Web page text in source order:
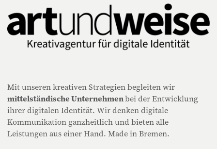
Mit unseren kreativen Strategien begleiten wir
mittelständische Unternehmenbei der Entwicklung
ihrer digitalen Identität. Wir denken digitale
Kommunikation ganzheitlich und bieten alle
Leistungen aus einer Hand. Made in Bremen.